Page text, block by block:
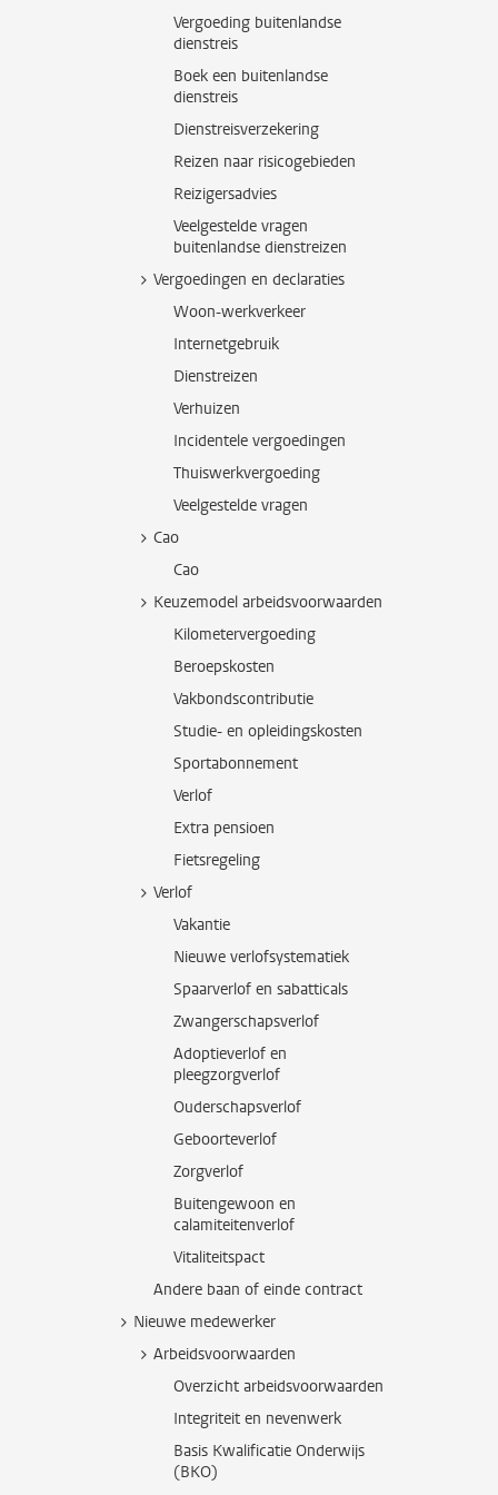
Vergoeding buitenlandse
dienstreis
Boek een buitenlandse
dienstreis
Dienstreisverzekering
Reizen naar risicogebieden
Reizigersadvies
Veelgestelde vragen
buitenlandse dienstreizen
Vergoedingen en declaraties
Woon-werkverkeer
Internetgebruik
Dienstreizen
Verhuizen
Incidentele vergoedingen
Thuiswerkvergoeding
Veelgestelde vragen
Cao
Cao
Keuzemodel arbeidsvoorwaarden
Kilometervergoeding
Beroepskosten
Vakbondscontributie
Studie- en opleidingskosten
Sportabonnement
Verlof
Extra pensioen
Fietsregeling
Verlof
Vakantie
Nieuwe verlofsystematiek
Spaarverlof en sabatticals
Zwangerschapsverlof
Adoptieverlof en
pleegzorgverlof
Ouderschapsverlof
Geboorteverlof
Zorgverlof
Buitengewoon en
calamiteitenverlof
Vitaliteitspact
Andere baan of einde contract
Nieuwe medewerker
Arbeidsvoorwaarden
Overzicht arbeidsvoorwaarden
Integriteit en nevenwerk
Basis Kwalificatie Onderwijs
(BKO)